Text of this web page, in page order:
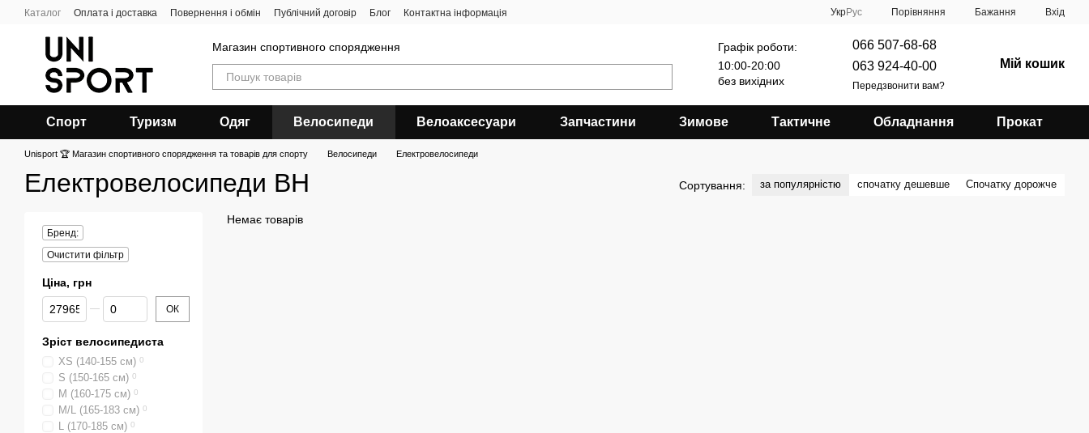
Перейти до основного контенту
Каталог Оплата і доставка Повернення і обмін Публічний договір Блог Контактна інформація УкрРус Порівняння Бажання Вхід
Магазин спортивного спорядження
Графік роботи:
10:00-20:00
без вихідних
066 507-68-68
063 924-40-00
Передзвонити вам?
Мій кошик
Спорт Туризм Одяг Велосипеди Велоаксесуари Запчастини Зимове Тактичне Обладнання Прокат
Unisport 🏆 Магазин спортивного спорядження та товарів для спорту Велосипеди Електровелосипеди
Електровелосипеди BH Сортування: за популярністю спочатку дешевше Спочатку дорожче
Немає товарів
Бренд:
Очистити фільтр
Ціна, грн
Від Ціна, грн
До Ціна, грн ОК
Зріст велосипедиста
XS (140-155 см) 0
S (150-165 см) 0
M (160-175 см) 0
M/L (165-183 см) 0
L (170-185 см) 0